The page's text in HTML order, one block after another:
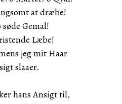
at dræbe!
Gemal!
Læbe!
jeg mit Haar
slaaer.
hans Ansigt til,